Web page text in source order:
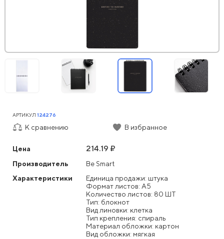
Цена 214.19 ₽
Производитель
Be Smart
Характеристики
Единица продажи: штука
Формат листов: А5
Количество листов: 80 ШТ
Тип: блокнот
Вид линовки: клетка
Тип крепления: спираль
Материал обложки: картон
Вид обложки: мягкая
АРТИКУЛ 124276
К сравнению В избранное